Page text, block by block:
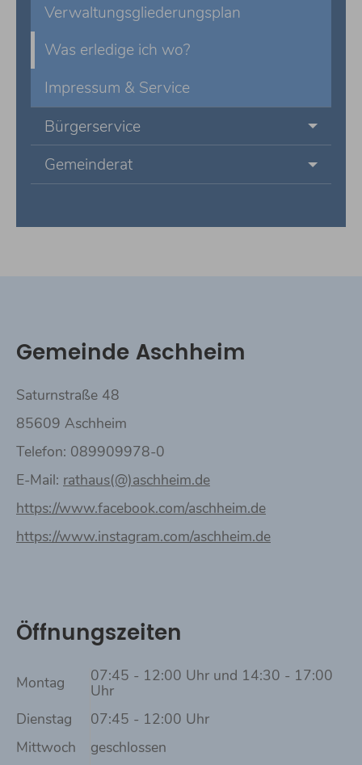
Verwaltungsgliederungsplan
Was erledige ich wo?
Impressum & Service
Bürgerservice
Gemeinderat
Gemeinde Aschheim
Saturnstraße 48
85609 Aschheim
Telefon: 089909978-0
E-Mail: rathaus(@)aschheim.de
https://www.facebook.com/aschheim.de
https://www.instagram.com/aschheim.de
Öffnungszeiten
Montag 07:45 - 12:00 Uhr und 14:30 - 17:00
Uhr
Dienstag
07:45 - 12:00 Uhr
Mittwoch
geschlossen